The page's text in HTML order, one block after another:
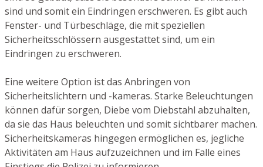
sind und somit ein Eindringen erschweren. Es gibt auch
Fenster- und Türbeschläge, die mit speziellen
Sicherheitsschlössern ausgestattet sind, um ein
Eindringen zu erschweren.
Eine weitere Option ist das Anbringen von
Sicherheitslichtern und -kameras. Starke Beleuchtungen
können dafür sorgen, Diebe vom Diebstahl abzuhalten,
da sie das Haus beleuchten und somit sichtbarer machen.
Sicherheitskameras hingegen ermöglichen es, jegliche
Aktivitäten am Haus aufzuzeichnen und im Falle eines